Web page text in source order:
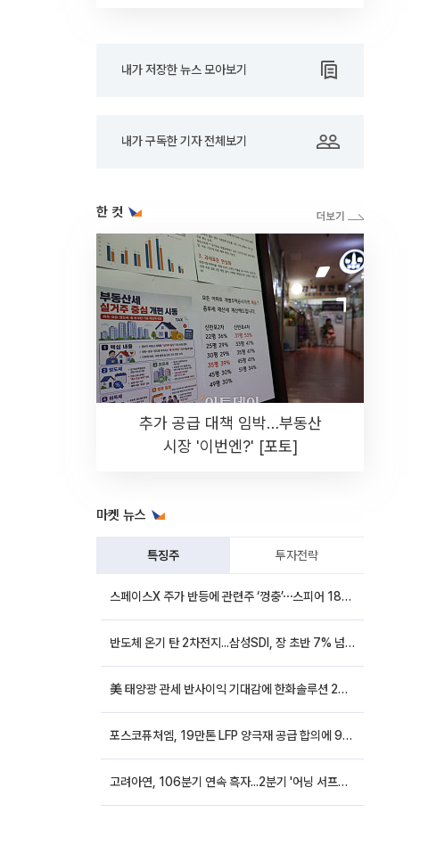
내가 저장한 뉴스 모아보기
내가 구독한 기자 전체보기
한 컷
추가 공급 대책 임박…부동산
시장 '이번엔?' [포토]
마켓 뉴스
특징주 투자전략
스페이스X 주가 반등에 관련주 ‘껑충’⋯스피어 18%ㆍ에이치브이엠 12%↑
반도체 온기 탄 2차전지...삼성SDI, 장 초반 7% 넘게 껑충
美 태양광 관세 반사이익 기대감에 한화솔루션 20%대·OCI홀딩스 14%대 급등
포스코퓨처엠, 19만톤 LFP 양극재 공급 합의에 9%대 강세
고려아연, 106분기 연속 흑자...2분기 '어닝 서프라이즈'에 장 초반 12%대 강세